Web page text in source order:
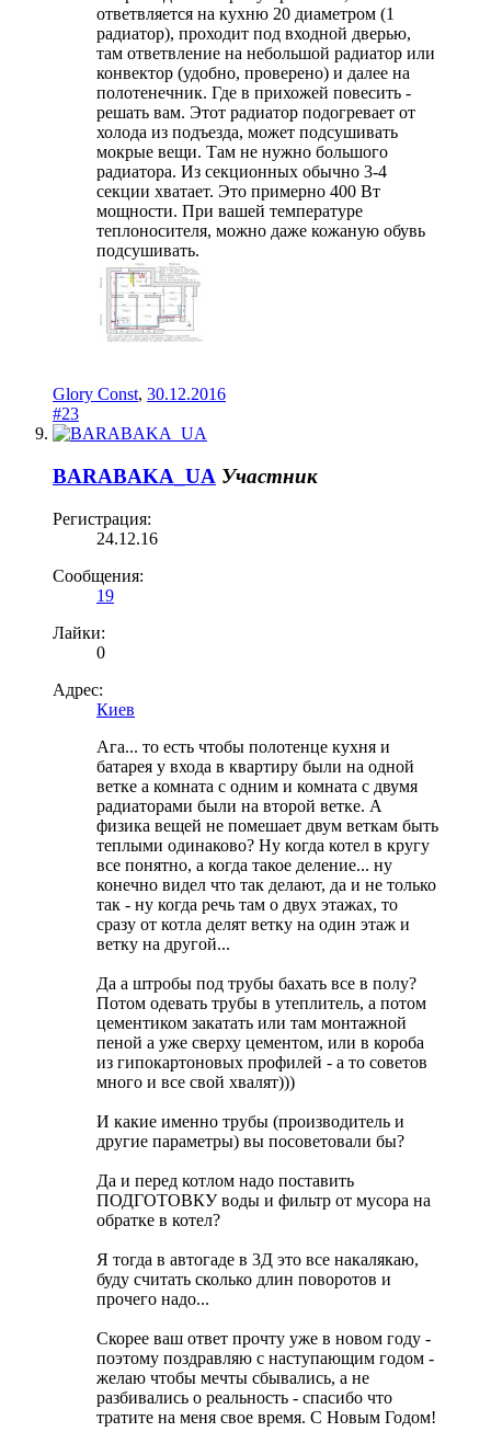
ответвляется на кухню 20 диаметром (1
радиатор), проходит под входной дверью,
там ответвление на небольшой радиатор или
конвектор (удобно, проверено) и далее на
полотенечник. Где в прихожей повесить -
решать вам. Этот радиатор подогревает от
холода из подъезда, может подсушивать
мокрые вещи. Там не нужно большого
радиатора. Из секционных обычно 3-4
секции хватает. Это примерно 400 Вт
мощности. При вашей температуре
теплоносителя, можно даже кожаную обувь
подсушивать.
Glory Const, 30.12.2016
#23
BARABAKA_UA Участник
Регистрация:
24.12.16
Сообщения:
19
Лайки:
0
Адрес:
Киев
Ага... то есть чтобы полотенце кухня и
батарея у входа в квартиру были на одной
ветке а комната с одним и комната с двумя
радиаторами были на второй ветке. А
физика вещей не помешает двум веткам быть
теплыми одинаково? Ну когда котел в кругу
все понятно, а когда такое деление... ну
конечно видел что так делают, да и не только
так - ну когда речь там о двух этажах, то
сразу от котла делят ветку на один этаж и
ветку на другой...
Да а штробы под трубы бахать все в полу?
Потом одевать трубы в утеплитель, а потом
цементиком закатать или там монтажной
пеной а уже сверху цементом, или в короба
из гипокартоновых профилей - а то советов
много и все свой хвалят)))
И какие именно трубы (производитель и
другие параметры) вы посоветовали бы?
Да и перед котлом надо поставить
ПОДГОТОВКУ воды и фильтр от мусора на
обратке в котел?
Я тогда в автогаде в 3Д это все накалякаю,
буду считать сколько длин поворотов и
прочего надо...
Скорее ваш ответ прочту уже в новом году -
поэтому поздравляю с наступающим годом -
желаю чтобы мечты сбывались, а не
разбивались о реальность - спасибо что
тратите на меня свое время. С Новым Годом!